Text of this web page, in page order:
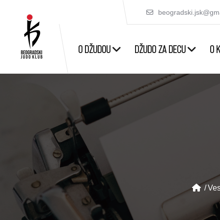
O DŽUDOU DŽUDO ZA DECU O